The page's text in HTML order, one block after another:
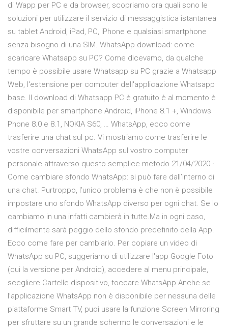
di Wapp per PC e da browser, scopriamo ora quali sono le
soluzioni per utilizzare il servizio di messaggistica istantanea
su tablet Android, iPad, PC, iPhone e qualsiasi smartphone
senza bisogno di una SIM. WhatsApp download: come
scaricare Whatsapp su PC? Come dicevamo, da qualche
tempo è possibile usare Whatsapp su PC grazie a Whatsapp
Web, l'estensione per computer dell'applicazione Whatsapp
base. Il download di Whatsapp PC è gratuito è al momento è
disponibile per smartphone Android, iPhone 8.1 +, Windows
Phone 8.0 e 8.1, NOKIA S60, … WhatsApp, ecco come
trasferire una chat sul pc. Vi mostriamo come trasferire le
vostre conversazioni WhatsApp sul vostro computer
personale attraverso questo semplice metodo 21/04/2020 ·
Come cambiare sfondo WhatsApp: si può fare dall’interno di
una chat. Purtroppo, l’unico problema è che non è possibile
impostare uno sfondo WhatsApp diverso per ogni chat. Se lo
cambiamo in una infatti cambierà in tutte.Ma in ogni caso,
difficilmente sarà peggio dello sfondo predefinito della App.
Ecco come fare per cambiarlo. Per copiare un video di
WhatsApp su PC, suggeriamo di utilizzare l'app Google Foto
(qui la versione per Android), accedere al menu principale,
scegliere Cartelle dispositivo, toccare WhatsApp Anche se
l’applicazione WhatsApp non è disponibile per nessuna delle
piattaforme Smart TV, puoi usare la funzione Screen Mirroring
per sfruttare su un grande schermo le conversazioni e le